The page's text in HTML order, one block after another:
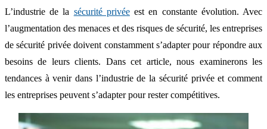
L’industrie de la sécurité privéeest en constante évolution. Avec
l’augmentation des menaces et des risques de sécurité, les entreprises
de sécurité privée doivent constamment s’adapter pour répondre aux
besoins de leurs clients. Dans cet article, nous examinerons les
tendances à venir dans l’industrie de la sécurité privée et comment
les entreprises peuvent s’adapter pour rester compétitives.